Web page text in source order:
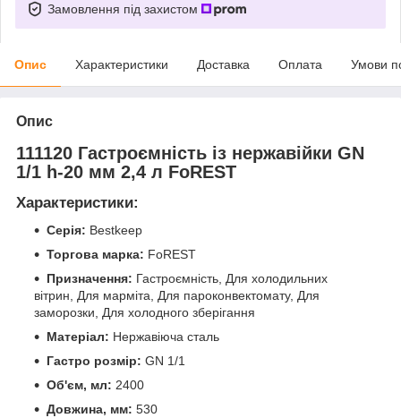
Замовлення під захистом
Опис Характеристики Доставка Оплата Умови
Опис
111120 Гастроємність із нержавійки GN
1/1 h-20 мм 2,4 л FoREST
Характеристики:
Серія: Bestkeep
Торгова марка: FoREST
Призначення: Гастроємність, Для холодильних
вітрин, Для марміта, Для пароконвектомату, Для
заморозки, Для холодного зберігання
Матеріал: Нержавіюча сталь
Гастро розмір: GN 1/1
Об'єм, мл: 2400
Довжина, мм: 530